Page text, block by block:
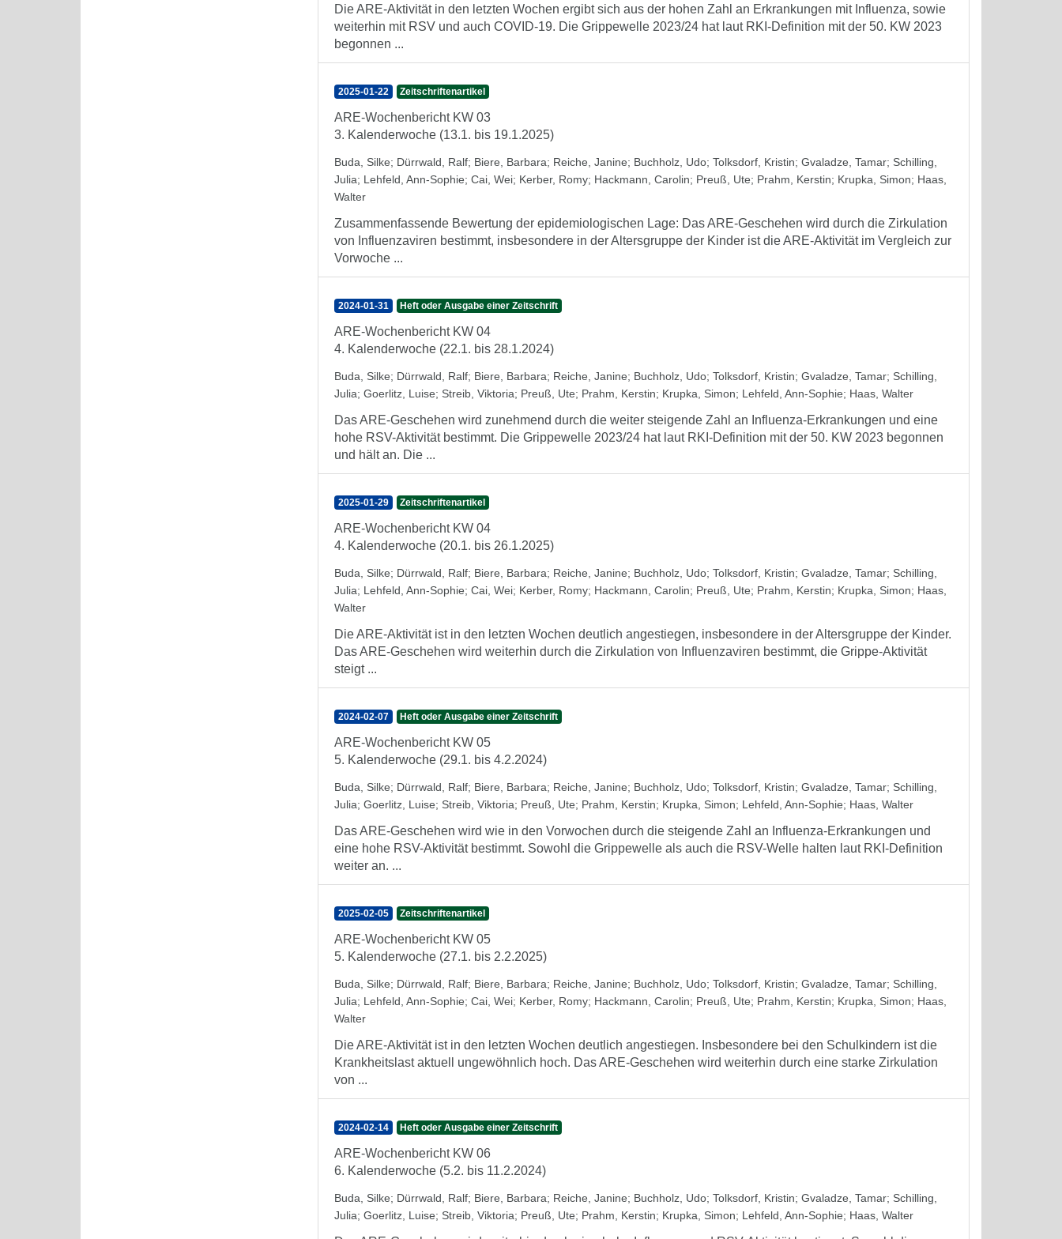
Die ARE-Aktivität in den letzten Wochen ergibt sich aus der hohen Zahl an Erkrankungen mit Influenza, sowie
weiterhin mit RSV und auch COVID-19. Die Grippewelle 2023/24 hat laut RKI-Definition mit der 50. KW 2023
begonnen ...
2025-01-22 Zeitschriftenartikel
ARE-Wochenbericht KW 03
3. Kalenderwoche (13.1. bis 19.1.2025)
Buda, Silke; Dürrwald, Ralf; Biere, Barbara; Reiche, Janine; Buchholz, Udo; Tolksdorf, Kristin; Gvaladze, Tamar; Schilling,
Julia; Lehfeld, Ann-Sophie; Cai, Wei; Kerber, Romy; Hackmann, Carolin; Preuß, Ute; Prahm, Kerstin; Krupka, Simon; Haas,
Walter
Zusammenfassende Bewertung der epidemiologischen Lage: Das ARE-Geschehen wird durch die Zirkulation
von Influenzaviren bestimmt, insbesondere in der Altersgruppe der Kinder ist die ARE-Aktivität im Vergleich zur
Vorwoche ...
2024-01-31 Heft oder Ausgabe einer Zeitschrift
ARE-Wochenbericht KW 04
4. Kalenderwoche (22.1. bis 28.1.2024)
Buda, Silke; Dürrwald, Ralf; Biere, Barbara; Reiche, Janine; Buchholz, Udo; Tolksdorf, Kristin; Gvaladze, Tamar; Schilling,
Julia; Goerlitz, Luise; Streib, Viktoria; Preuß, Ute; Prahm, Kerstin; Krupka, Simon; Lehfeld, Ann-Sophie; Haas, Walter
Das ARE-Geschehen wird zunehmend durch die weiter steigende Zahl an Influenza-Erkrankungen und eine
hohe RSV-Aktivität bestimmt. Die Grippewelle 2023/24 hat laut RKI-Definition mit der 50. KW 2023 begonnen
und hält an. Die ...
2025-01-29 Zeitschriftenartikel
ARE-Wochenbericht KW 04
4. Kalenderwoche (20.1. bis 26.1.2025)
Buda, Silke; Dürrwald, Ralf; Biere, Barbara; Reiche, Janine; Buchholz, Udo; Tolksdorf, Kristin; Gvaladze, Tamar; Schilling,
Julia; Lehfeld, Ann-Sophie; Cai, Wei; Kerber, Romy; Hackmann, Carolin; Preuß, Ute; Prahm, Kerstin; Krupka, Simon; Haas,
Walter
Die ARE-Aktivität ist in den letzten Wochen deutlich angestiegen, insbesondere in der Altersgruppe der Kinder.
Das ARE-Geschehen wird weiterhin durch die Zirkulation von Influenzaviren bestimmt, die Grippe-Aktivität
steigt ...
2024-02-07 Heft oder Ausgabe einer Zeitschrift
ARE-Wochenbericht KW 05
5. Kalenderwoche (29.1. bis 4.2.2024)
Buda, Silke; Dürrwald, Ralf; Biere, Barbara; Reiche, Janine; Buchholz, Udo; Tolksdorf, Kristin; Gvaladze, Tamar; Schilling,
Julia; Goerlitz, Luise; Streib, Viktoria; Preuß, Ute; Prahm, Kerstin; Krupka, Simon; Lehfeld, Ann-Sophie; Haas, Walter
Das ARE-Geschehen wird wie in den Vorwochen durch die steigende Zahl an Influenza-Erkrankungen und
eine hohe RSV-Aktivität bestimmt. Sowohl die Grippewelle als auch die RSV-Welle halten laut RKI-Definition
weiter an. ...
2025-02-05 Zeitschriftenartikel
ARE-Wochenbericht KW 05
5. Kalenderwoche (27.1. bis 2.2.2025)
Buda, Silke; Dürrwald, Ralf; Biere, Barbara; Reiche, Janine; Buchholz, Udo; Tolksdorf, Kristin; Gvaladze, Tamar; Schilling,
Julia; Lehfeld, Ann-Sophie; Cai, Wei; Kerber, Romy; Hackmann, Carolin; Preuß, Ute; Prahm, Kerstin; Krupka, Simon; Haas,
Walter
Die ARE-Aktivität ist in den letzten Wochen deutlich angestiegen. Insbesondere bei den Schulkindern ist die
Krankheitslast aktuell ungewöhnlich hoch. Das ARE-Geschehen wird weiterhin durch eine starke Zirkulation
von ...
2024-02-14 Heft oder Ausgabe einer Zeitschrift
ARE-Wochenbericht KW 06
6. Kalenderwoche (5.2. bis 11.2.2024)
Buda, Silke; Dürrwald, Ralf; Biere, Barbara; Reiche, Janine; Buchholz, Udo; Tolksdorf, Kristin; Gvaladze, Tamar; Schilling,
Julia; Goerlitz, Luise; Streib, Viktoria; Preuß, Ute; Prahm, Kerstin; Krupka, Simon; Lehfeld, Ann-Sophie; Haas, Walter